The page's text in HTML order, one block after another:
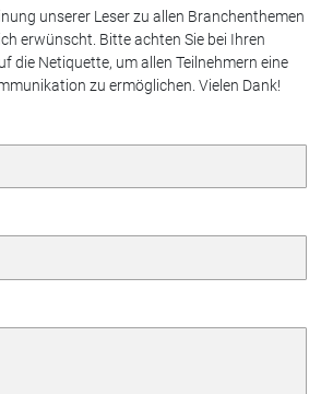
unserer Leser zu allen Branchenthemen
erwünscht. Bitte achten Sie bei Ihren
die Netiquette, um allen Teilnehmern eine
zu ermöglichen. Vielen Dank!